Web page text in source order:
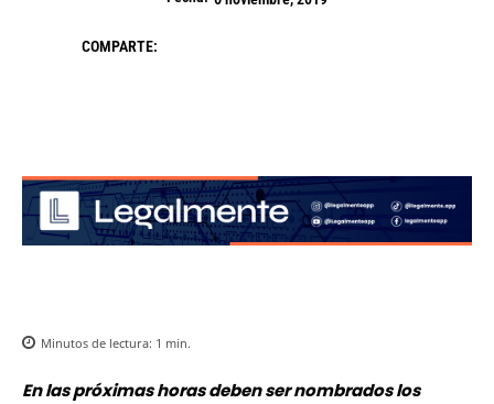
COMPARTE:
Minutos de lectura: 1 min.
En las próximas horas deben ser nombrados los